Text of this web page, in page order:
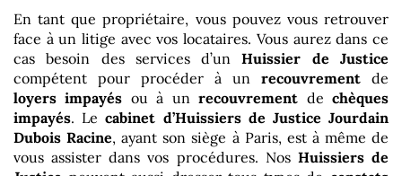
En tant que propriétaire, vous pouvez vous retrouver
face à un litige avec vos locataires. Vous aurez dans ce
cas besoin des services d’unHuissier de Justice
compétent pour procéder à un recouvrement de
loyers impayés ou à unrecouvrement dechèques
impayés. Lecabinet d’Huissiers de Justice Jourdain
Dubois Racine, ayant son siège à Paris, est à même de
vous assister dans vos procédures. Nos Huissiers de